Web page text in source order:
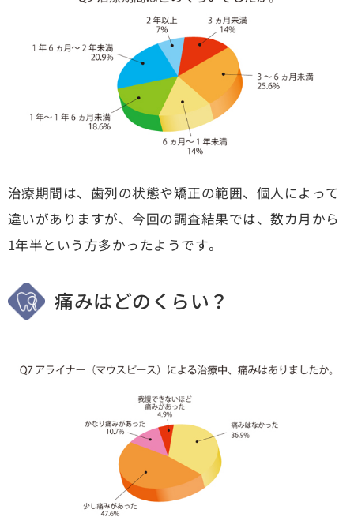
治療期間は、歯列の状態や矯正の範囲、個人によって
違いがありますが、今回の調査結果では、数カ月から
1年半という方多かったようです。
痛みはどのくらい？